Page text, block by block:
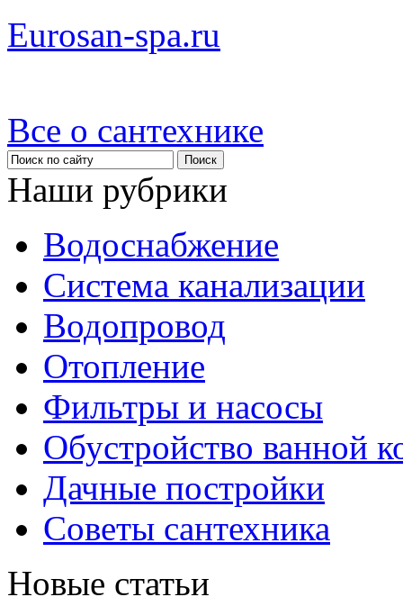
Eurosan-spa.ru
Все о сантехнике
Наши рубрики
Водоснабжение
Система канализации
Водопровод
Отопление
Фильтры и насосы
Обустройство ванной
Дачные постройки
Советы сантехника
Новые статьи